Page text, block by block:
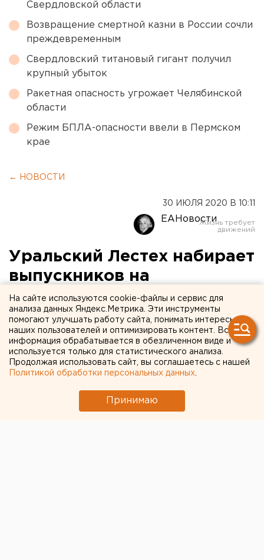
Свердловской области
Возвращение смертной казни в России сочли
преждевременным
Свердловский титановый гигант получил
крупный убыток
Ракетная опасность угрожает Челябинской
области
Режим БПЛА-опасности ввели в Пермском
крае
← НОВОСТИ
30 ИЮЛЯ 2020 В 10:11
ЕАНовости
Уральский Лестех набирает
выпускников на
ускоренную программу в
собственный колледж
На сайте используются cookie-файлы и сервис для
анализа данных Яндекс.Метрика. Эти инструменты
помогают улучшать работу сайта, понимать интересы
наших пользователей и оптимизировать контент. Вся
информация обрабатывается в обезличенном виде и
используется только для статистического анализа.
Продолжая использовать сайт, вы соглашаетесь с нашей
Политикой обработки персональных данных
Принимаю